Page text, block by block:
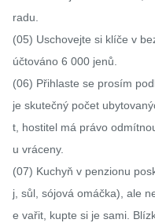
radu.
(05) Uschovejte si klíče v
účtováno 6 000 jenů.
(06) Přihlaste se prosím
je skutečný počet
t, hostitel má právo
u vráceny.
(07) Kuchyň v penzionu
j, sůl, sójová omáčka), ale
e vařit, kupte si je sami.